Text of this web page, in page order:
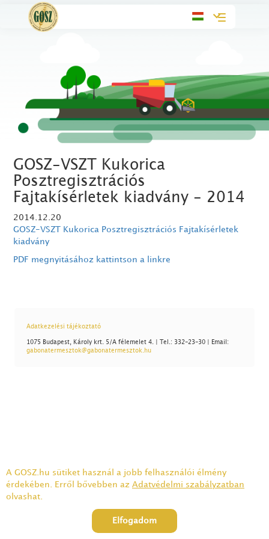
Toggle
GOSZ-VSZT Kukorica
Posztregisztrációs
Fajtakísérletek kiadvány - 2014
2014.12.20
GOSZ-VSZT Kukorica Posztregisztrációs Fajtakísérletek
kiadvány
PDF megnyitásához kattintson a linkre
Adatkezelési tájékoztató
1075 Budapest, Károly krt. 5/A félemelet 4. | Tel.: 332-23-30 | Email:
gabonatermesztok@gabonatermesztok.hu
A GOSZ.hu sütiket használ a jobb felhasználói élmény
érdekében. Erről bővebben az Adatvédelmi szabályzatban
olvashat.
Elfogadom